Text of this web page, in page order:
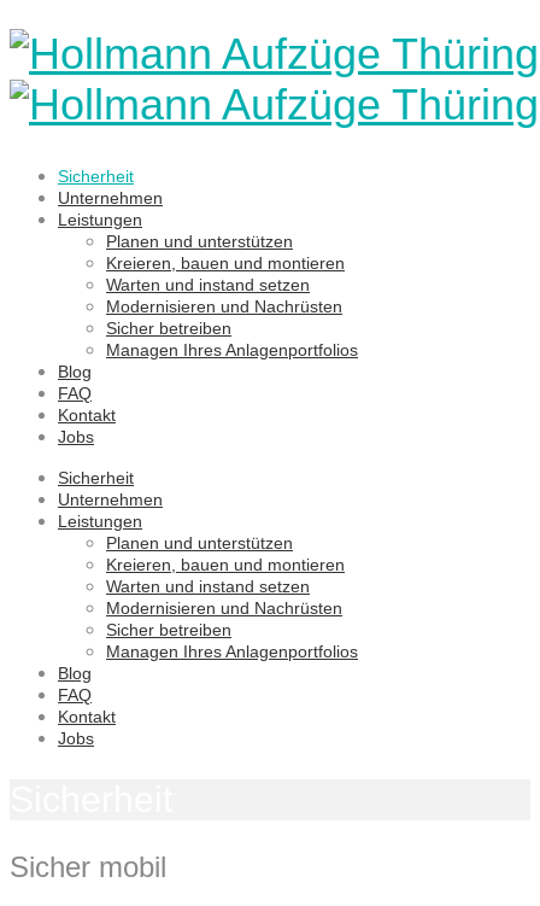
Sicherheit
Unternehmen
Leistungen
Planen und unterstützen
Kreieren, bauen und montieren
Warten und instand setzen
Modernisieren und Nachrüsten
Sicher betreiben
Managen Ihres Anlagenportfolios
Blog
FAQ
Kontakt
Jobs
Sicherheit
Unternehmen
Leistungen
Planen und unterstützen
Kreieren, bauen und montieren
Warten und instand setzen
Modernisieren und Nachrüsten
Sicher betreiben
Managen Ihres Anlagenportfolios
Blog
FAQ
Kontakt
Jobs
Sicher mobil